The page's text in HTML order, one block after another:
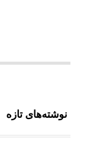
نوشته‌های تازه